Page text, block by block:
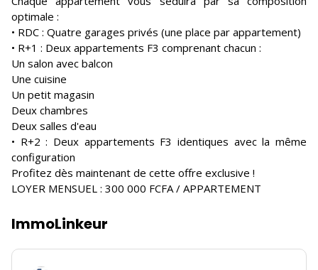
optimale :
• RDC : Quatre garages privés (une place par appartement)
• R+1 : Deux appartements F3 comprenant chacun :
Un salon avec balcon
Une cuisine
Un petit magasin
Deux chambres
Deux salles d'eau
• R+2 : Deux appartements F3 identiques avec la même
configuration
Profitez dès maintenant de cette offre exclusive !
LOYER MENSUEL : 300 000 FCFA / APPARTEMENT
ImmoLinkeur